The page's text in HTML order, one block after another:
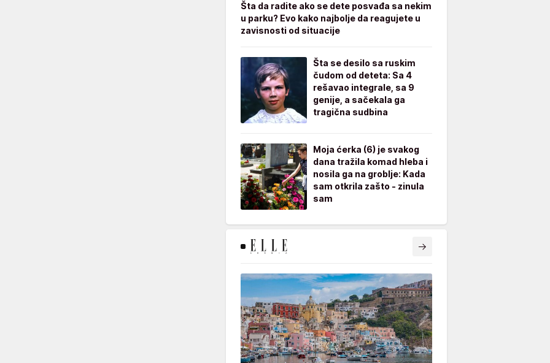
Šta da radite ako se dete posvađa sa nekim
u parku? Evo kako najbolje da reagujete u
zavisnosti od situacije
Šta se desilo sa ruskim
čudom od deteta: Sa 4
rešavao integrale, sa 9
genije, a sačekala ga
tragična sudbina
Moja ćerka (6) je svakog
dana tražila komad hleba i
nosila ga na groblje: Kada
sam otkrila zašto - zinula
sam